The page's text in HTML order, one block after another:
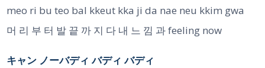
meo ri bu teo bal kkeut kka ji da nae neu kkim gwa
머 리 부 터 발 끝 까 지 다 내 느 낌 과 feeling now
キャン ノーバディ バディ バディ